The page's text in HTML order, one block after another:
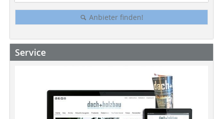
Anbieter finden!
Service